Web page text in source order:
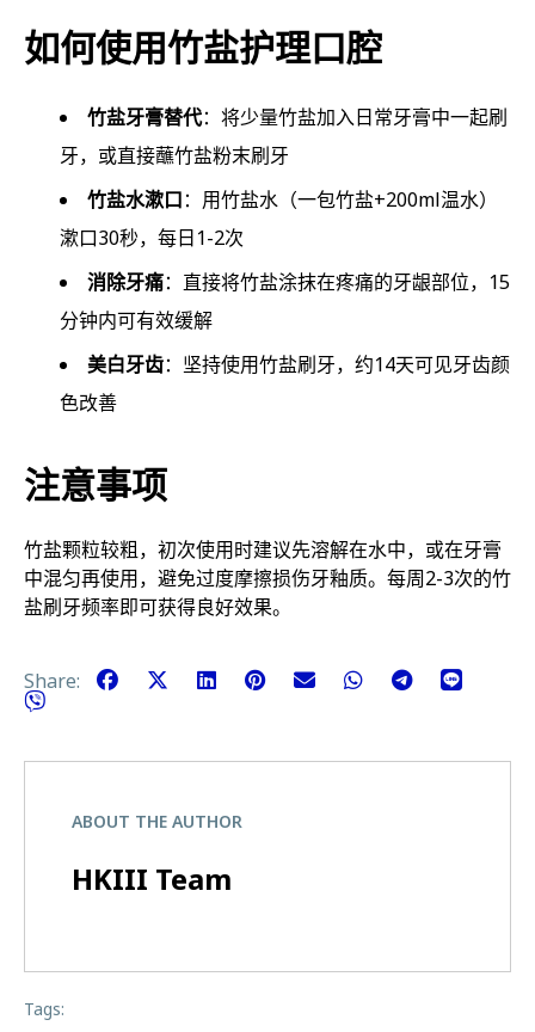
如何使用竹盐护理口腔
竹盐牙膏替代：将少量竹盐加入日常牙膏中一起刷
牙，或直接蘸竹盐粉末刷牙
竹盐水漱口：用竹盐水（一包竹盐+200ml温水）
漱口30秒，每日1-2次
消除牙痛：直接将竹盐涂抹在疼痛的牙龈部位，15
分钟内可有效缓解
美白牙齿：坚持使用竹盐刷牙，约14天可见牙齿颜
色改善
注意事项
竹盐颗粒较粗，初次使用时建议先溶解在水中，或在牙膏
中混匀再使用，避免过度摩擦损伤牙釉质。每周2-3次的竹
盐刷牙频率即可获得良好效果。
Share:
ABOUT THE AUTHOR
HKIII Team
Tags: